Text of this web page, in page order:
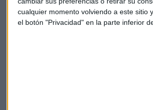
cualquier momento volviendo a este sitio
el botón "Privacidad" en la parte inferior
Te enviaremos las noticias más